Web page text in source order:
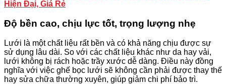
Hiện Đại, Giá Rẻ
Độ bền cao, chịu lực tốt, trọng lượng nhẹ
Lưới là một chất liệu rất bền và có khả năng chịu được sự
sử dụng lâu dài. So với các chất liệu khác như da hay vải,
lưới không bị rách hoặc trầy xước dễ dàng. Điều này đồng
nghĩa với việc ghế bọc lưới sẽ không cần phải được thay thế
hay sửa chữa thường xuyên, giúp giảm chi phí bảo trì.